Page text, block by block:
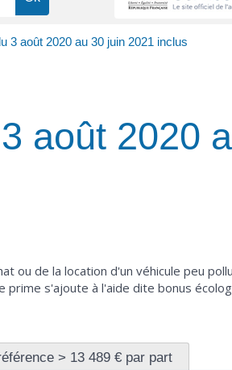
3 août 2020 au 30 juin 2021 inclus
août 2020
ou de la location d'un véhicule peu
prime s'ajoute à l'aide dite bonus
> 13 489 € par part